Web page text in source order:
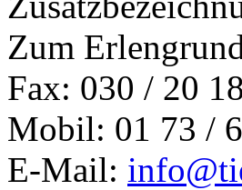
Zum
Fax: 030 / 20
Mobil: 01 73 /
E-Mail: